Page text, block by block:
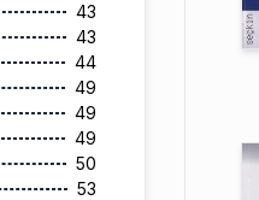
43
43
44
49
49
49
50
53